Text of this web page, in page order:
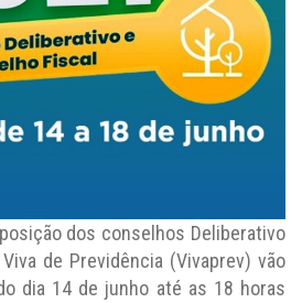
dos conselhos Deliberativo
de Previdência (Vivaprev) vão
dia 14 de junho até as 18 horas